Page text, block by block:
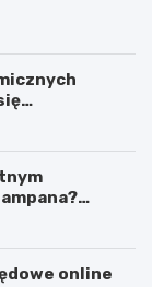
online